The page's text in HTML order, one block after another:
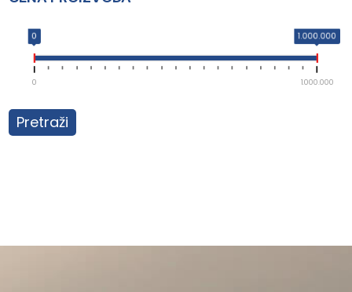
0 1.000.000
0 1.000.000
Pretraži